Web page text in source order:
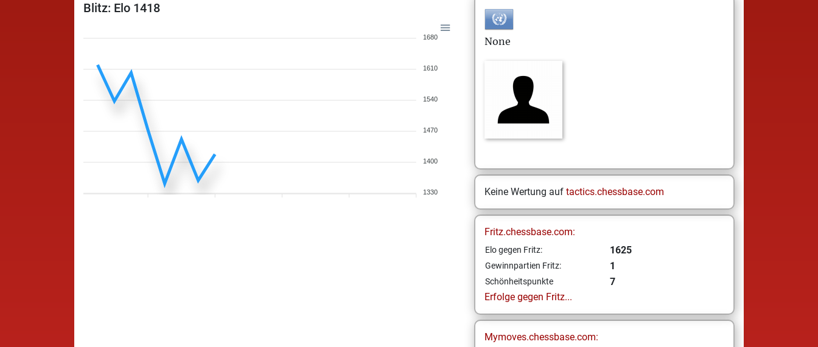
Blitz: Elo 1418
1680
1610
1540
1470
1400
1330
None
Keine Wertung auf tactics.chessbase.com
Fritz.chessbase.com:
Elo gegen Fritz: 1625
Gewinnpartien Fritz: 1
Schönheitspunkte
7
Erfolge gegen Fritz...
Mymoves.chessbase.com: